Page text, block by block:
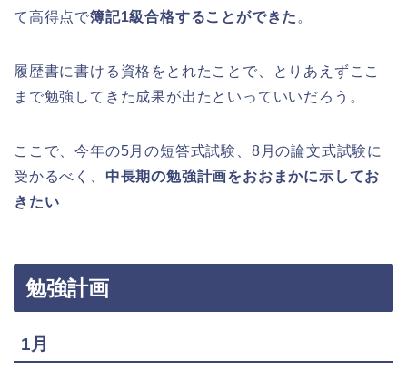
て高得点で簿記1級合格することができた 。
履歴書に書ける資格をとれたことで、とりあえずここ
まで勉強してきた成果が出たといっていいだろう。
ここで、今年の5月の短答式試験、8月の論文式試験に
受かるべく、 中長期の勉強計画をおおまかに示してお
きたい
勉強計画
1月